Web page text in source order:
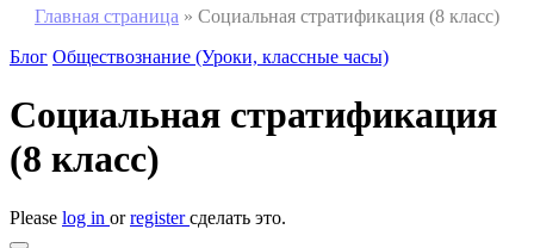
Главная страница » Социальная стратификация (8 класс)
Блог Обществознание (Уроки, классные часы)
Социальная стратификация
(8 класс)
Please log in orregisterсделать это.